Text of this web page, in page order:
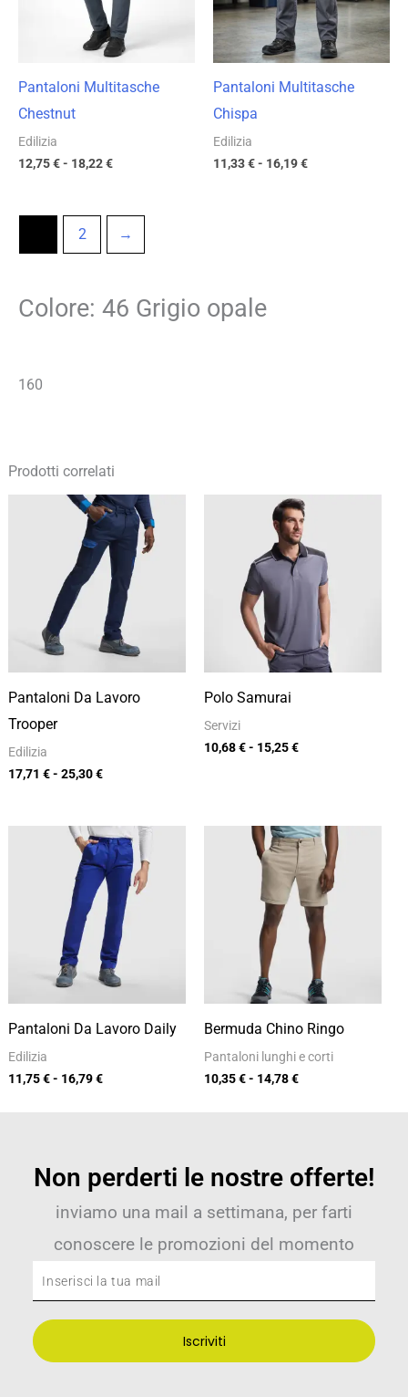
Pantaloni Multitasche
Chestnut
Edilizia
12,75€- 18,22€
Pantaloni Multitasche
Chispa
Edilizia
11,33€- 16,19€
2 →
Colore: 46 Grigio opale
160
Prodotti correlati
Pantaloni Da Lavoro
Trooper
Edilizia
17,71 €- 25,30€
Fascia
di
prezzo:
da
17,71 €
25,30 €
Polo Samurai
Servizi
10,68€- 15,25€
Fascia
di
prezzo:
da
10,68 €
a
15,25 €
Pantaloni Da Lavoro Daily
Edilizia
11,75€- 16,79€
Fascia
di
prezzo:
da
11,75 €
a
16,79 €
Bermuda Chino Ringo
Pantaloni lunghi e corti
10,35€- 14,78€
Fascia
di
prezzo:
da
10,35 €
a
14,78 €
Non perderti le nostre offerte!
inviamo una mail a settimana, per farti
conoscere le promozioni del momento
Inserisci
la
tua
mail
Iscriviti